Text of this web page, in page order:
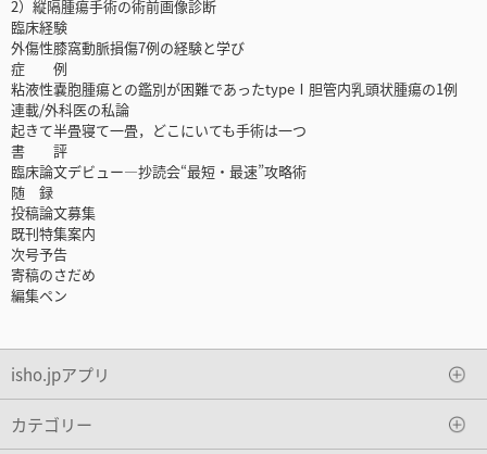
2）縦隔腫瘍手術の術前画像診断
臨床経験
外傷性膝窩動脈損傷7例の経験と学び
症 例
粘液性嚢胞腫瘍との鑑別が困難であったtypeⅠ胆管内乳頭状腫瘍の1例
連載/外科医の私論
起きて半畳寝て一畳，どこにいても手術は一つ
書 評
臨床論文デビュー―抄読会“最短・最速”攻略術
随 録
投稿論文募集
既刊特集案内
次号予告
寄稿のさだめ
編集ペン
isho.jpアプリ
カテゴリー